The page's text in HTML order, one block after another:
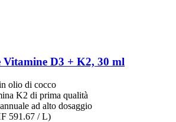
Vitamine D3 + K2, 30 ml
olio di cocco
K2 di prima qualità
ad alto dosaggio
591.67 / L)